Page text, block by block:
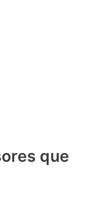
que